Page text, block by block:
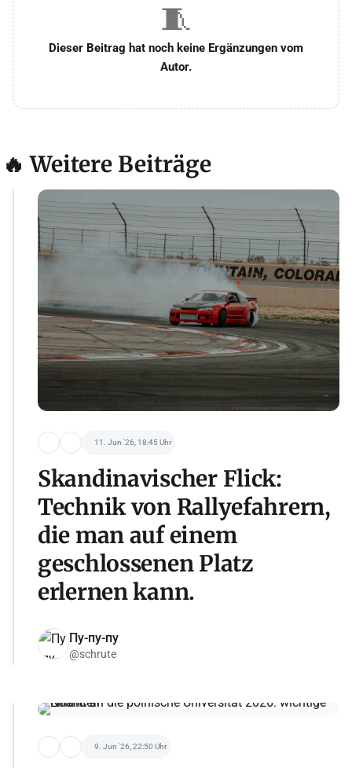
🧵
Dieser Beitrag hat noch keine Ergänzungen vom
Autor.
🔥 Weitere Beiträge
11. Jun '26, 18:45 Uhr
Skandinavischer Flick:
Technik von Rallyefahrern,
die man auf einem
geschlossenen Platz
erlernen kann.
Пу-пу-пу
@schrute
9. Jun '26, 22:50 Uhr